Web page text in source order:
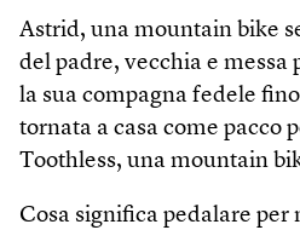
Astrid, una mountain bike
del padre, vecchia e messa
la sua compagna fedele
tornata a casa come pacco
Tooth­less, una mountain
Cosa significa pedalare